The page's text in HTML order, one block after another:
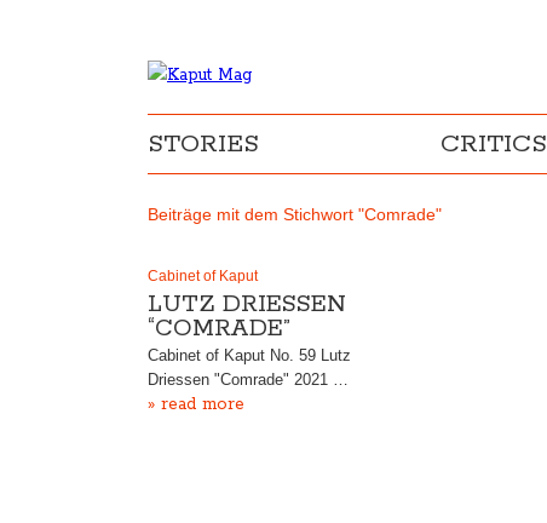
STORIES CRITICS
Beiträge mit dem Stichwort "Comrade"
Cabinet of Kaput
LUTZ DRIESSEN
“COMRADE”
Cabinet of Kaput No. 59 Lutz
Driessen "Comrade" 2021 …
» read more